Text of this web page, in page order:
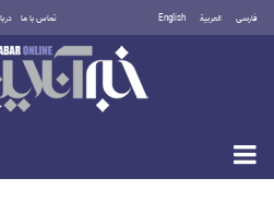
فارسی العربية English تماس با ما
یکشنبه ۱۸ مرداد ۱۴۰۵